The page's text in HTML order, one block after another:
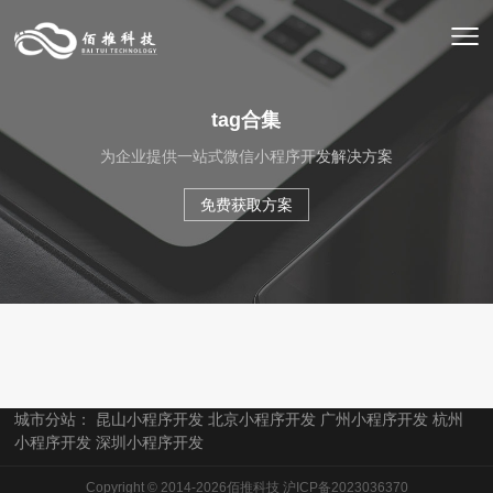
tag合集
为企业提供一站式微信小程序开发解决方案
免费获取方案
城市分站： 昆山小程序开发 北京小程序开发 广州小程序开发 杭州
小程序开发 深圳小程序开发
Copyright © 2014-2026佰推科技 沪ICP备2023036370